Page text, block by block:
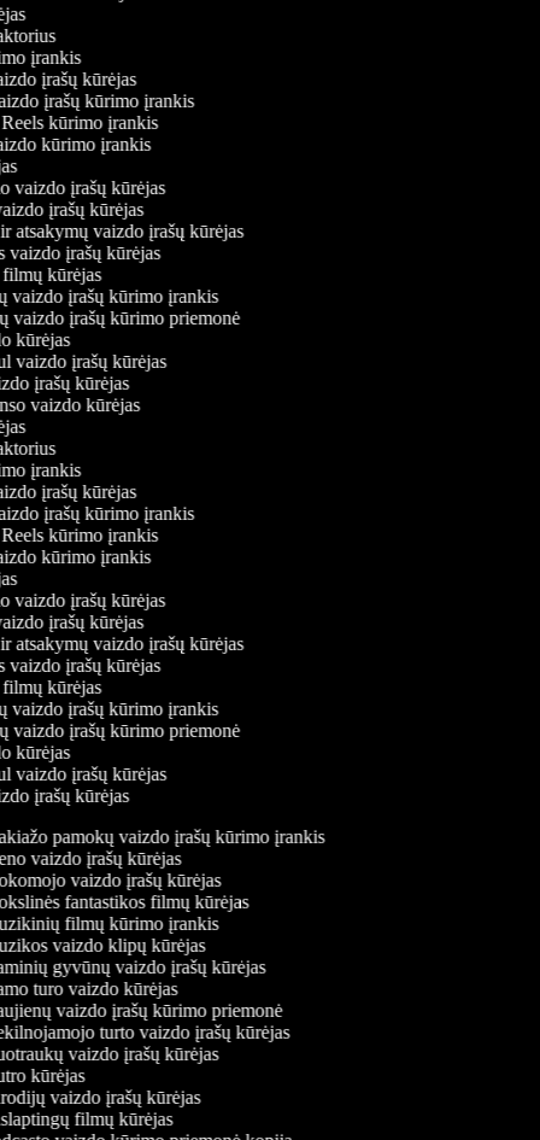
įrankis
įrašų kūrėjas
įrašų kūrimo įrankis
Reels kūrimo įrankis
kūrimo įrankis
vaizdo įrašų kūrėjas
įrašų kūrėjas
ir atsakymų vaizdo įrašų kūrėjas
vaizdo įrašų kūrėjas
filmų kūrėjas
vaizdo įrašų kūrimo įrankis
vaizdo įrašų kūrimo priemonė
kūrėjas
vaizdo įrašų kūrėjas
įrašų kūrėjas
vaizdo kūrėjas
įrankis
įrašų kūrėjas
įrašų kūrimo įrankis
Reels kūrimo įrankis
kūrimo įrankis
vaizdo įrašų kūrėjas
įrašų kūrėjas
ir atsakymų vaizdo įrašų kūrėjas
vaizdo įrašų kūrėjas
filmų kūrėjas
vaizdo įrašų kūrimo įrankis
vaizdo įrašų kūrimo priemonė
kūrėjas
vaizdo įrašų kūrėjas
įrašų kūrėjas
pamokų vaizdo įrašų kūrimo įrankis
vaizdo įrašų kūrėjas
vaizdo įrašų kūrėjas
fantastikos filmų kūrėjas
filmų kūrimo įrankis
vaizdo klipų kūrėjas
gyvūnų vaizdo įrašų kūrėjas
turo vaizdo kūrėjas
vaizdo įrašų kūrimo priemonė
turto vaizdo įrašų kūrėjas
vaizdo įrašų kūrėjas
kūrėjas
vaizdo įrašų kūrėjas
filmų kūrėjas